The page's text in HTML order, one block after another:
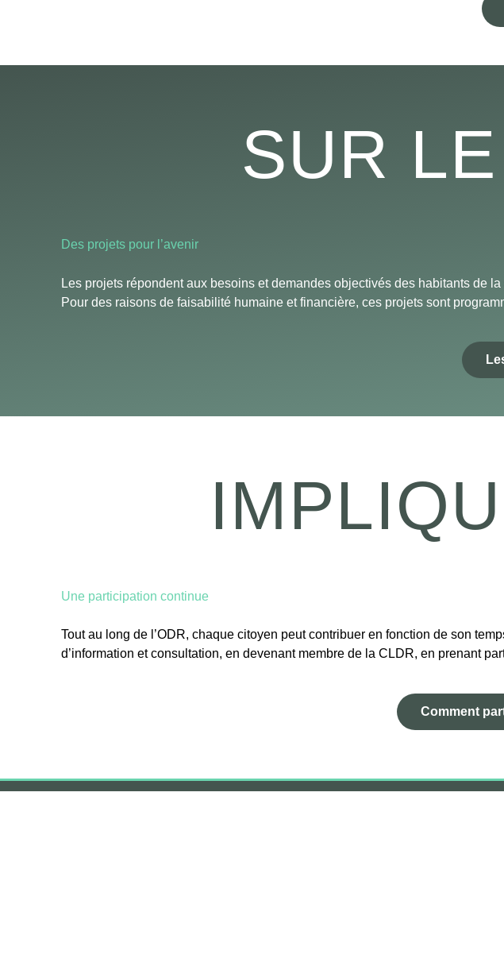
SUR
Des projets pour l’avenir
Les projets répondent aux besoins et demandes objectivés des habitants de la
Pour des raisons de faisabilité humaine et financière, ces projets sont
Une participation continue
Tout au long de l’ODR, chaque citoyen peut contribuer en fonction de son
d’information et consultation, en devenant membre de la CLDR, en prenant
Comment